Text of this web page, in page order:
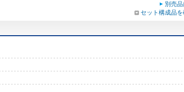
別売
セット構成品